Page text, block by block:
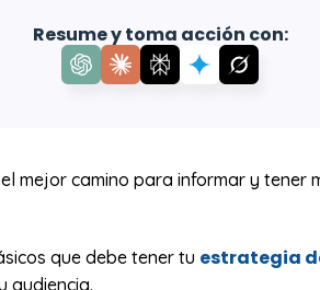
Resume y toma acción con:
mejor camino para informar y tener
que debe tener tu estrategia
audiencia.